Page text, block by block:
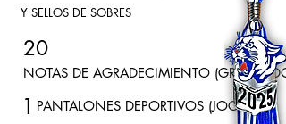
Y SELLOS DE SOBRES
20
NOTAS DE AGRADECIMIENTO
1 PANTALONES DEPORTIVOS (JOGGERS)